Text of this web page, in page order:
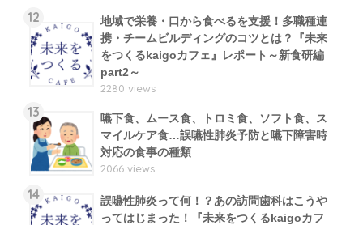
12
地域で栄養・口から食べるを支援！多職種連
携・チームビルディングのコツとは？『未来
をつくるkaigoカフェ』レポート～新食研編
part2～
2280 views
13
嚥下食、ムース食、トロミ食、ソフト食、ス
マイルケア食…誤嚥性肺炎予防と嚥下障害時
対応の食事の種類
2066 views
14
誤嚥性肺炎って何！？あの訪問歯科はこうや
ってはじまった！『未来をつくるkaigoカフ